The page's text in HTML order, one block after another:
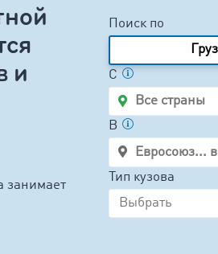
и
занимает
Поиск по
C
B
Тип кузова